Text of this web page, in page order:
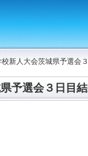
新人大会茨城県予選会
予選会３日目